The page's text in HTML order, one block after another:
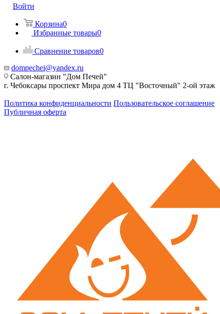
Войти
Корзина0
Избранные товары0
Сравнение товаров0
dompechei@yandex.ru
Салон-магазин "Дом Печей"
г. Чебоксары проспект Мира дом 4 ТЦ "Восточный" 2-ой этаж
Политика конфиденциальности Пользовательское соглашение
Публичная оферта